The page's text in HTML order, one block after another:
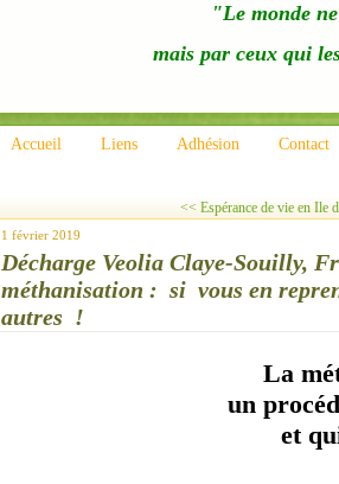
"Le monde ne
mais par ceux qui
Accueil Liens Adhésion Contact
<< Espérance de vie en Ile
1 février 2019
Décharge Veolia Claye-Souilly,
méthanisation : si vous en
autres !
La
un
et